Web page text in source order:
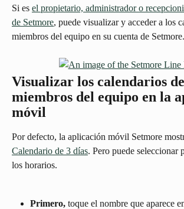
Si es el propietario, administrador o
de Setmore, puede visualizar y acceder a los
miembros del equipo en su cuenta de Setmore.
Visualizar los calendarios
miembros del equipo en la
móvil
Por defecto, la aplicación móvil Setmore
Calendario de 3 días. Pero puede seleccionar
los horarios.
Primero, toque el nombre que aparece